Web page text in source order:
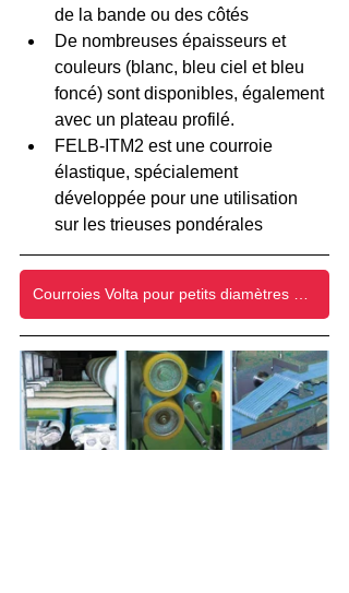
de la bande ou des côtés
De nombreuses épaisseurs et
couleurs (blanc, bleu ciel et bleu
foncé) sont disponibles, également
avec un plateau profilé.
FELB-ITM2 est une courroie
élastique, spécialement
développée pour une utilisation
sur les trieuses pondérales
Courroies Volta pour petits diamètres de poulies (PDF)